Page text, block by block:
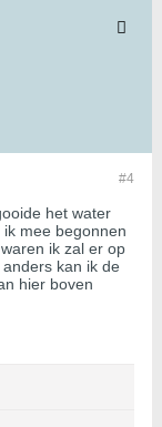
#4
het water
mee begonnen
ik zal er op
kan ik de
hier boven